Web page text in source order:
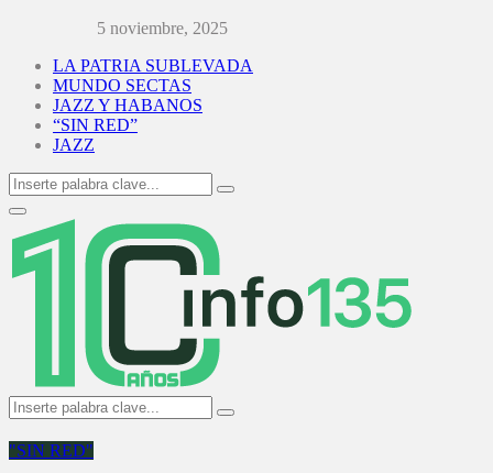
5 noviembre, 2025
LA PATRIA SUBLEVADA
MUNDO SECTAS
JAZZ Y HABANOS
“SIN RED”
JAZZ
Search
for:
Search
Primary
Menu
Search
for:
Search
"SIN RED"